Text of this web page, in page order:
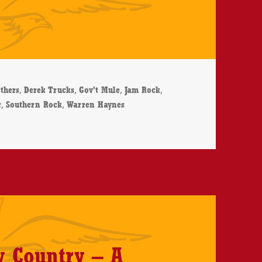
,Derek Trucks,Gov't Mule,Jam Rock,
,Southern Rock,Warren Haynes
Voices Whisper – CD-Review
Country – A